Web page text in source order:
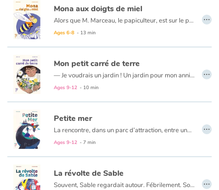
Mona aux doigts de miel
Alors que M. Marceau, le papiculteur, est sur le point de nous raconter comment il récolte le miel, une toute petite voix murmure à mon oreille : Le miel, bientôt tu n’en verras plus la couleur ! Tu n’en goûteras plus la saveur. Les hommes nous tuent à petit feu.
Ages 6-8 - 13 min
…
Mon petit carré de terre
— Je voudrais un jardin ! Un jardin pour mon anniversaire.
— Un jardin, Tilo ? Mais c’est une bonne idée ! À vivre dans le béton, on en oublie la terre. Il pourrait être grand comme… la moitié du balcon, tu es d’accord ?
Ages 9-12 - 10 min
…
Petite mer
La rencontre, dans un parc d’attraction, entre une petite fille et une baleine, rencontre qui déclenche une action engagée pour la Liberté.
Ages 9-12 - 7 min
…
La révolte de Sable
Souvent, Sable regardait autour. Fébrilement. Son œil perçant voyait les petits détails de la vie. Son museau frémissait. Elle humait, sortait sa langue pour goûter l’air et secouait brusquement la tête d’un petit dégoût. Là, je ne savais pas encore que Sable s’inquiétait pour le Monde. Je n’avais encore jamais vu autant de colère dans le fond de ses yeux. Elle en était sûre et certaine… On n’avait jamais connu l’air entier que les plus vieux nous racontait. L’air d’avant notre naissance. …